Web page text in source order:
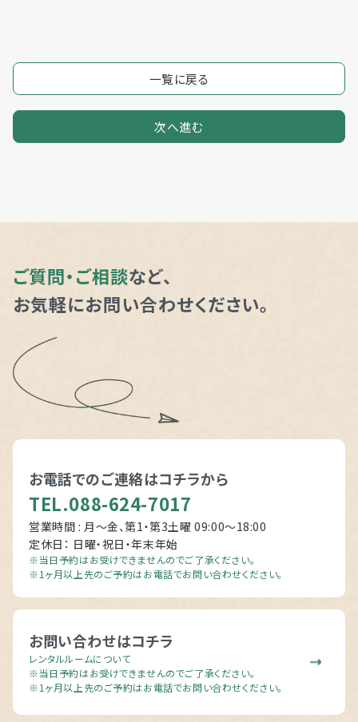
一覧に戻る
次へ進む
ご質問・ご相談など、
お気軽にお問い合わせください。
お電話でのご連絡はコチラから
TEL.088-624-7017
営業時間 : 月～金、第1・第3土曜 09:00〜18:00
定休日： 日曜・祝日・年末年始
※当日予約はお受けできませんのでご了承ください。
※1ヶ月以上先のご予約はお電話でお問い合わせください。
お問い合わせはコチラ
レンタルルームについて
※当日予約はお受けできませんのでご了承ください。
※1ヶ月以上先のご予約はお電話でお問い合わせください。